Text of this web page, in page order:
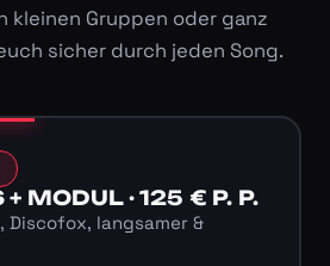
kleinen Gruppen oder ganz
sicher durch jeden Song.
MODUL · 125 € P. P.
Discofox, langsamer &